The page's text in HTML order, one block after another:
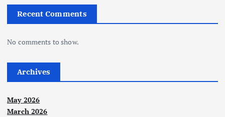
Recent Comments
No comments to show.
Archives
May 2026
March 2026